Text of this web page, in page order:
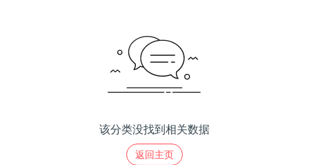
该分类没找到相关数据
返回主页